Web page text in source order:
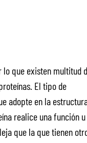
que existen multitud
El tipo de
adopte en la
realice una función u
que la que tienen